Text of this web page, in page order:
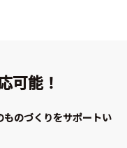
可能！
のづくりをサポートい